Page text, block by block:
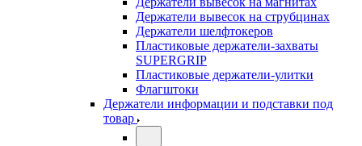
Держатели вывесок на струбцинах
Держатели шелфтокеров
Пластиковые держатели-захваты
SUPERGRIP
Пластиковые держатели-улитки
Флагштоки
Держатели информации и подставки под
товар